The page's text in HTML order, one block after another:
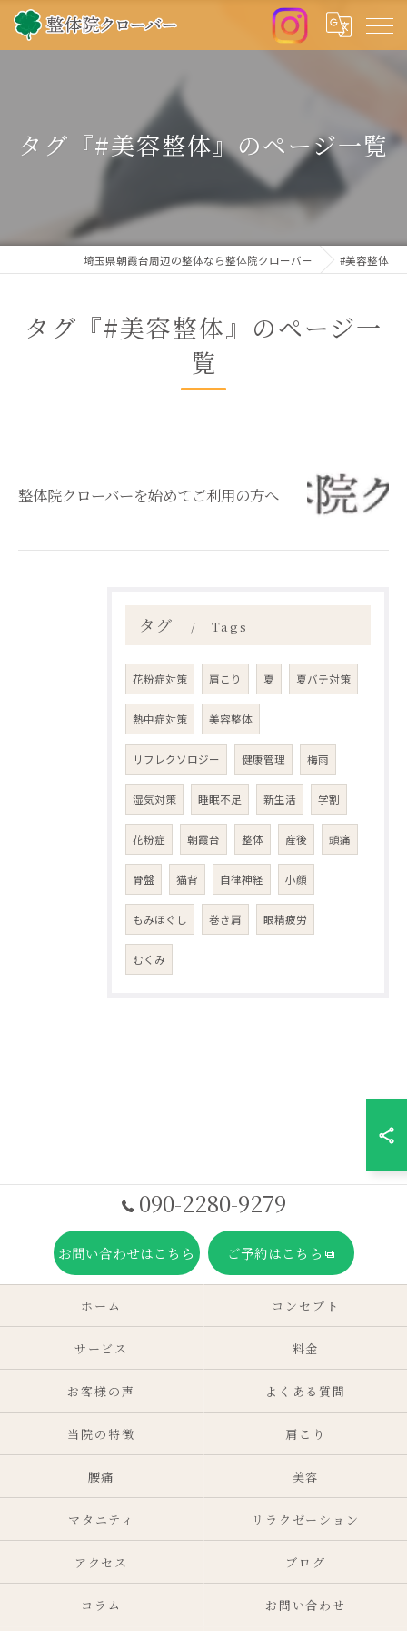
タグ『#美容整体』のページ一覧
埼玉県朝霞台周辺の整体なら整体院クローバー #美容整体
タグ『#美容整体』のページ一
覧
整体院クローバーを始めてご利用の方へ
タグ Tags
花粉症対策 肩こり 夏 夏バテ対策
熱中症対策 美容整体
リフレクソロジー 健康管理 梅雨
湿気対策 睡眠不足 新生活 学割
花粉症 朝霞台 整体 産後 頭痛
骨盤 猫背 自律神経 小顔
もみほぐし 巻き肩 眼精疲労
むくみ
090-2280-9279
お問い合わせはこちら ご予約はこちら
ホーム コンセプト
サービス 料金
お客様の声 よくある質問
当院の特徴 肩こり
腰痛 美容
マタニティ リラクゼーション
アクセス ブログ
コラム お問い合わせ